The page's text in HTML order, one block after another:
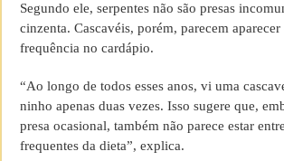
Segundo ele, serpentes não são presas
cinzenta. Cascavéis, porém, parecem
frequência no cardápio.
“Ao longo de todos esses anos, vi uma
ninho apenas duas vezes. Isso sugere que,
presa ocasional, também não parece estar
frequentes da dieta”, explica.